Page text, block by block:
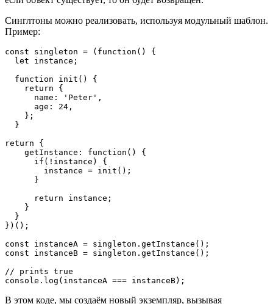
Синглтоны можно реализовать, используя модульный шаблон.
Пример:
const singleton = (function() {
  let instance;
  function init() {
    return {
      name: 'Peter',
      age: 24,
    };
  }
return {
    getInstance: function() {
      if(!instance) {
        instance = init();
      }
      return instance;
    }
  }
})();
const instanceA = singleton.getInstance();
const instanceB = singleton.getInstance();
// prints true
console.log(instanceA === instanceB);
В этом коде, мы создаём новый экземпляр, вызывая